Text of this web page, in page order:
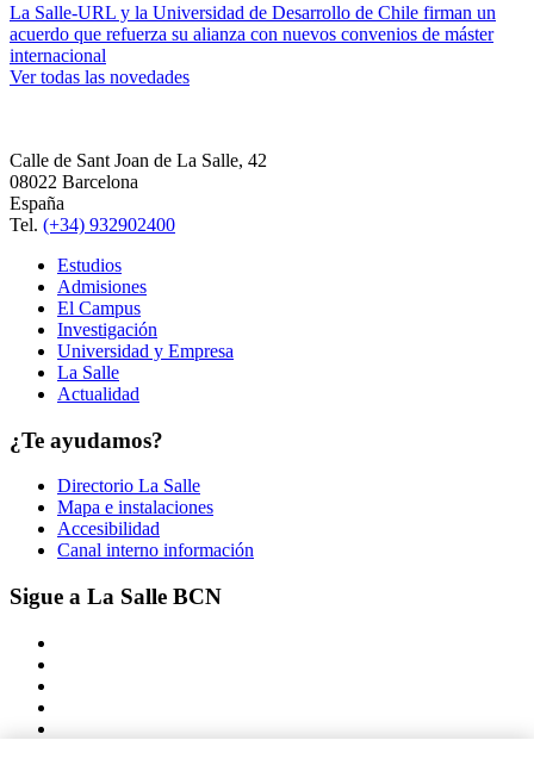
La Salle-URL y la Universidad de Desarrollo de Chile firman un
acuerdo que refuerza su alianza con nuevos convenios de máster
internacional
Ver todas las novedades
Calle de Sant Joan de La Salle, 42
08022 Barcelona
España
Tel. (+34) 932902400
Estudios
Admisiones
El Campus
Investigación
Universidad y Empresa
La Salle
Actualidad
¿Te ayudamos?
Directorio La Salle
Mapa e instalaciones
Accesibilidad
Canal interno información
Sigue a La Salle BCN